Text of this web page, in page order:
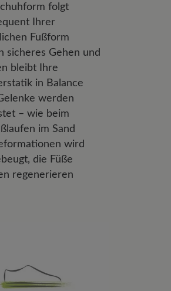
folgt
Ihrer
Fußform
sicheres Gehen und
bleibt Ihre
in Balance
werden
– wie beim
im Sand
wird
die Füße
regenerieren